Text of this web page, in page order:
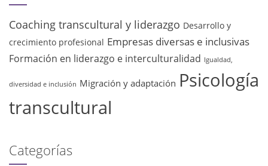
Coaching transcultural y liderazgo Desarrollo y
crecimiento profesional Empresas diversas e inclusivas
Formación en liderazgo e interculturalidad Igualdad,
diversidad e inclusión Migración y adaptación Psicología
transcultural
Categorías